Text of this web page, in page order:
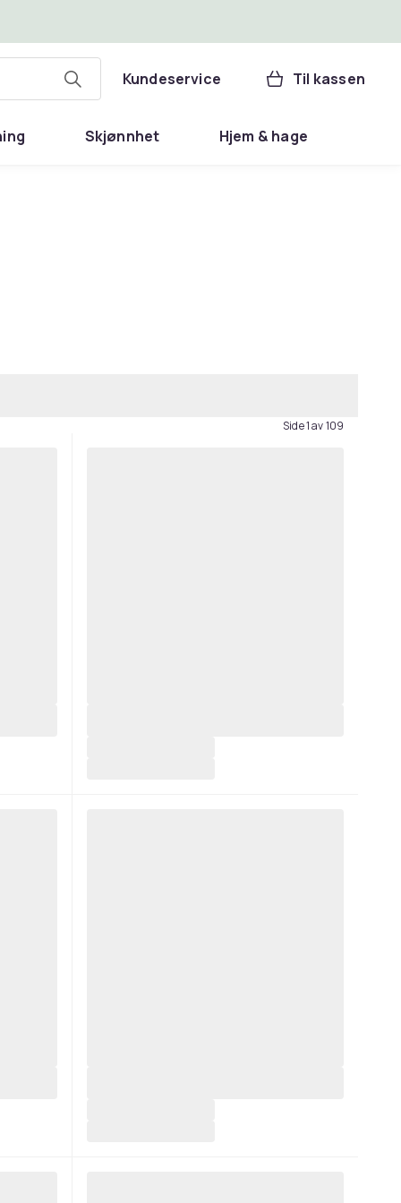
Kundeservice Til kassen
Skjønnhet Hjem & hage
Side 1 av 109